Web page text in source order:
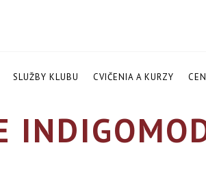
SLUŽBY KLUBU CVIČENIA A KURZY